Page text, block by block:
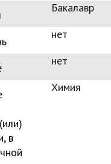
Бакалавр
нет
нет
в
Химия